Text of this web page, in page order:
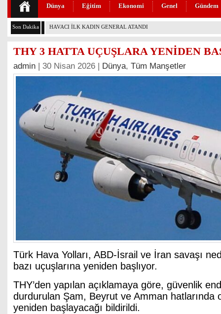
Dünya Eğitim Ekonomi Genel Gündem
Son Dakika BOEİNG 737-7 FAA SERTİFİKASINI ALDI
THY 3 HATTA UÇUŞLARA YENİDEN
admin | 30 Nisan 2026 | Dünya, Tüm Manşetler
Türk Hava Yolları, ABD-İsrail ve İran savaşı
bazı uçuşlarına yeniden başlıyor.
THY’den yapılan açıklamaya göre, güvenlik
durdurulan Şam, Beyrut ve Amman hatlarında
yeniden başlayacağı bildirildi.